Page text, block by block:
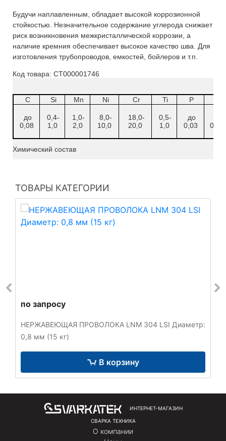
Будучи наплавленным, обладает высокой коррозионной
стойкостью. Незначительное содержание углерода снижает
риск возникновения межкристаллической коррозии, а
наличие кремния обеспечивает высокое качество шва. Для
изготовления трубопроводов, емкостей, бойлеров и т.п.
Код товара: СТ000001746
Химический состав
C Si Mn Ni Cr Ti P
до
0,08
0,4-
1,0
1,0-
2,0
8,0-
10,0
18,0-
20,0
0,5-
1,0
до
0,03
ТОВАРЫ КАТЕГОРИИ
по запросу
НЕРЖАВЕЮЩАЯ ПРОВОЛОКА LNM 304 LSI Диаметр:
0,8 мм (15 кг)
В корзину
ИНТЕРНЕТ-МАГАЗИН
СВАРКА ТЕХНИКА
О компании